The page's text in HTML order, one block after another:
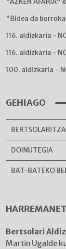
"Bidea da
116. aldizkaria -
116. aldizkaria -
100. aldizkaria -
GEHIAGO
DOINUTEGIA
BAT-BATEKO
Bertsolari
Martin Ugalde